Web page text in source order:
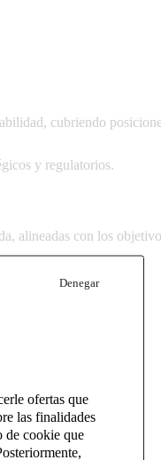
Denegar
ofertas que
las finalidades
de cookie que
, cubriendo
y regulatorios.
alineadas con los